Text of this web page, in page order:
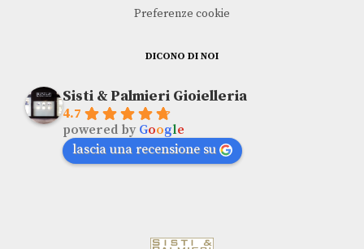
Preferenze cookie
DICONO DI NOI
Sisti & Palmieri Gioielleria
4.7
powered by Google
lascia una recensione su